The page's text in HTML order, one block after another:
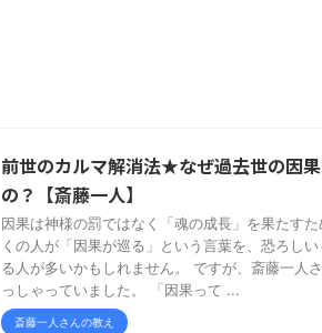
前世のカルマ解消法★なぜ過去世の因
の？【斎藤一人】
因果は神様の罰ではなく「魂の成長」を果たす
くの人が「因果が巡る」という言葉を、恐ろし
る人が多いかもしれません。 ですが、斎藤一人
っしゃっていました。 「因果って ...
斎藤一人さんの教え